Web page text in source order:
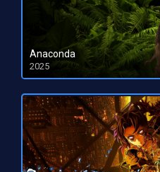
Anaconda
2025
HD 1080pHD 720p